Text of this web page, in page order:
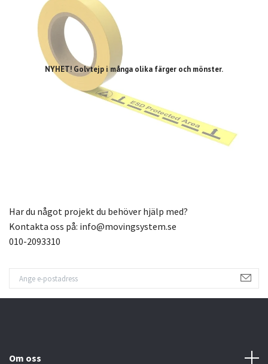
NYHET! Golvtejp i många olika färger och mönster.
Har du något projekt du behöver hjälp med?
Kontakta oss på: info@movingsystem.se
010-2093310
Om oss